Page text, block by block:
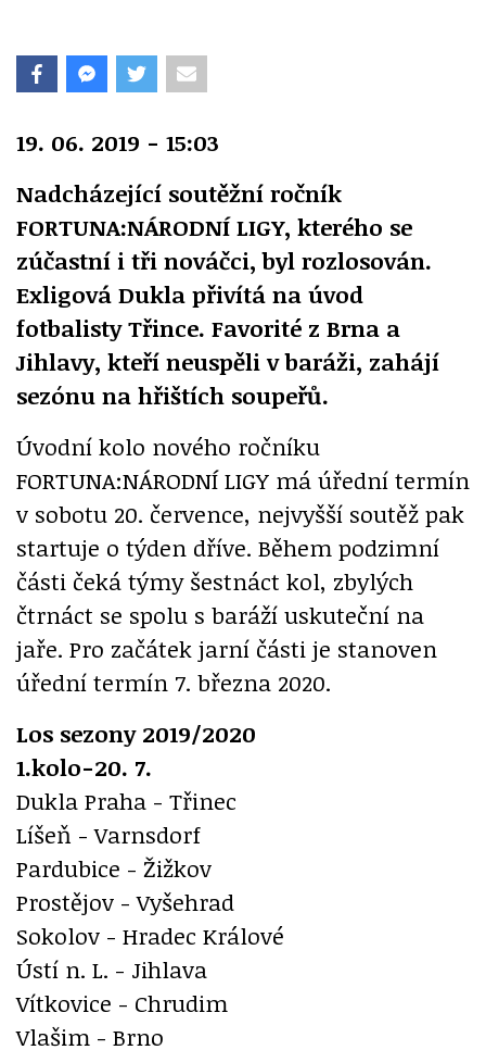
19. 06. 2019 - 15:03
Nadcházející soutěžní ročník
FORTUNA:NÁRODNÍ LIGY, kterého se
zúčastní i tři nováčci, byl rozlosován.
Exligová Dukla přivítá na úvod
fotbalisty Třince. Favorité z Brna a
Jihlavy, kteří neuspěli v baráži, zahájí
sezónu na hřištích soupeřů.
Úvodní kolo nového ročníku
FORTUNA:NÁRODNÍ LIGY má úřední termín
v sobotu 20. července, nejvyšší soutěž pak
startuje o týden dříve. Během podzimní
části čeká týmy šestnáct kol, zbylých
čtrnáct se spolu s baráží uskuteční na
jaře. Pro začátek jarní části je stanoven
úřední termín 7. března 2020.
Los sezony 2019/2020
1.kolo-20. 7.
Dukla Praha - Třinec
Líšeň - Varnsdorf
Pardubice - Žižkov
Prostějov - Vyšehrad
Sokolov - Hradec Králové
Ústí n. L. - Jihlava
Vítkovice - Chrudim
Vlašim - Brno